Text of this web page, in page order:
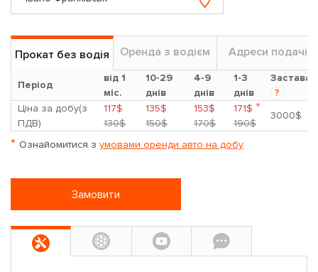
Прокат без водія Оренда з водієм Адреси подачі
Період
від 1
міс.
10-29
днів
4-9
днів
1-3
днів
Застава
?
Ціна за добу(з
ПДВ)
117$
130$
135$
150$
153$
170$
171$ *
190$
3000$
* Ознайомитися з умовами оренди авто на добу
Замовити